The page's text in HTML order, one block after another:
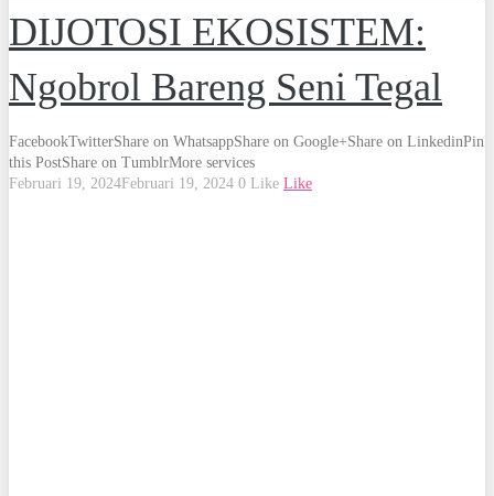
DIJOTOSI EKOSISTEM:
Ngobrol Bareng Seni Tegal
FacebookTwitterShare on WhatsappShare on Google+Share on LinkedinPin
this PostShare on TumblrMore services
Februari 19, 2024Februari 19, 2024 0 Like Like